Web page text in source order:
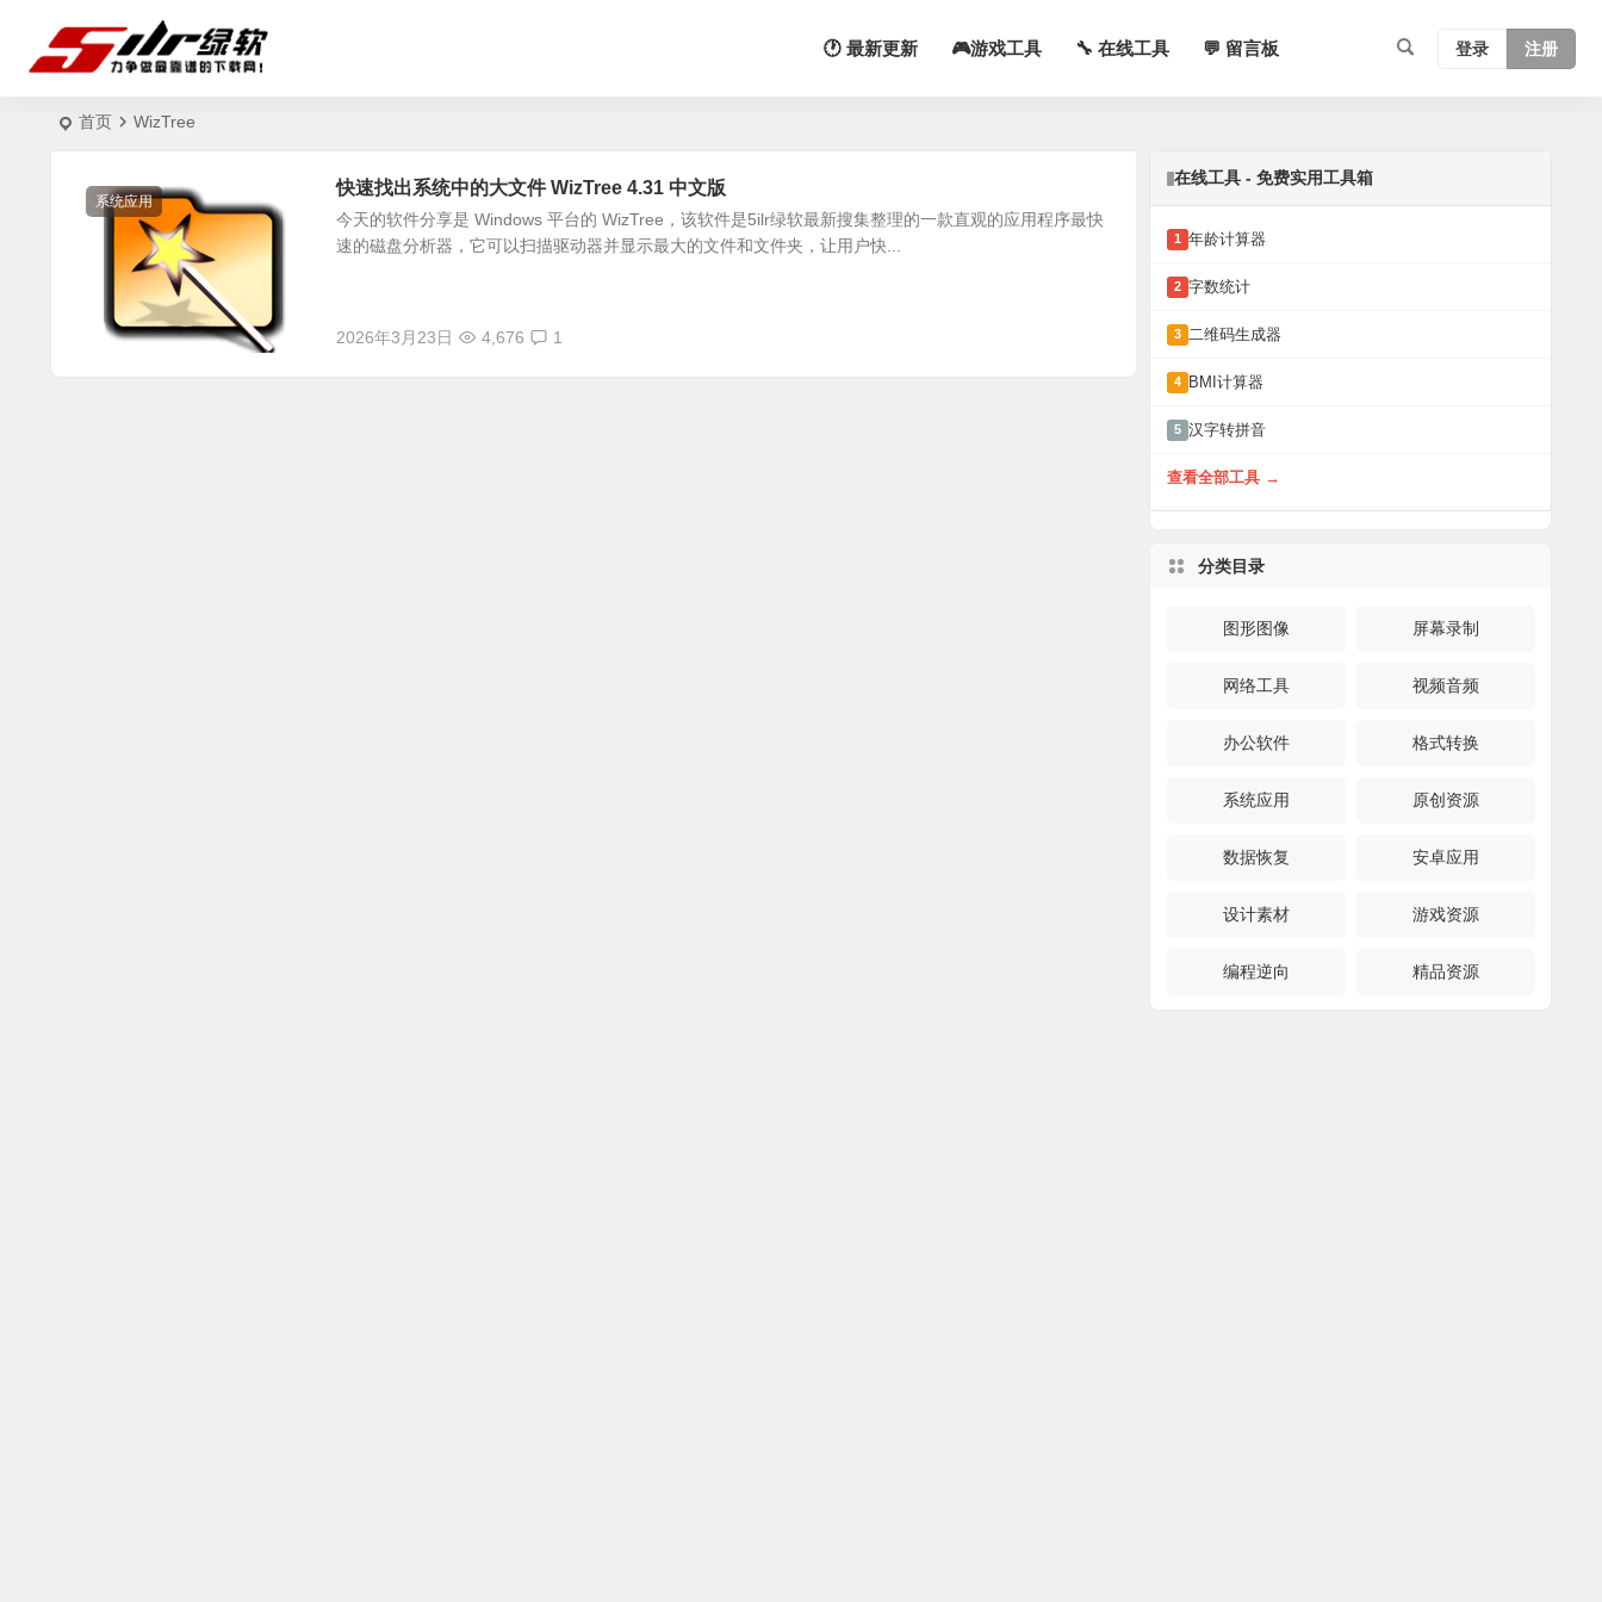
🕐 最新更新 🎮游戏工具 🔧 在线工具 💬 留言板 登录 注册
首页 WizTree
系统应用
快速找出系统中的大文件 WizTree 4.31 中文版
今天的软件分享是 Windows 平台的 WizTree，该软件是5ilr绿软最新搜集整理的一款直观的应用程序最快
速的磁盘分析器，它可以扫描驱动器并显示最大的文件和文件夹，让用户快...
2026年3月23日 4,676 1
在线工具 - 免费实用工具箱
1 年龄计算器
2 字数统计
3 二维码生成器
4 BMI计算器
5 汉字转拼音
查看全部工具 →
分类目录
图形图像 屏幕录制
网络工具 视频音频
办公软件 格式转换
系统应用 原创资源
数据恢复 安卓应用
设计素材 游戏资源
编程逆向 精品资源